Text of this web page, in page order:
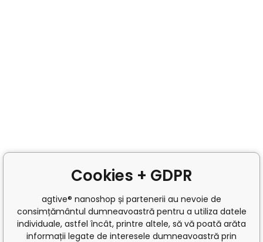
Cookies + GDPR
agtive® nanoshop și partenerii au nevoie de
consimțământul dumneavoastră pentru a utiliza datele
individuale, astfel încât, printre altele, să vă poată arăta
informații legate de interesele dumneavoastră prin